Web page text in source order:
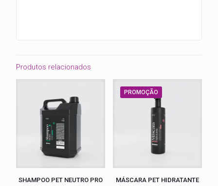
Produtos relacionados
SHAMPOO PET NEUTRO PRO
PROMOÇÃO
MÁSCARA PET HIDRATANTE